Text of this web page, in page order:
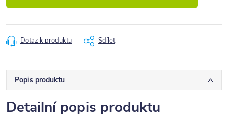
Dotaz k produktu Sdílet
Popis produktu
Detailní popis produktu